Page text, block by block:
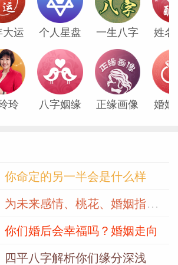
运势:多有选择，注意心态调
)纳音“屋上土”的五行
机缘临身。本年对于 2006
入了一个人生十字路口，多
。因运逢比合，虽主人脉，
友、多贵人机缘临命，本主
为白身的桃花运异性缘旺，
无心向学。会出现经常想变
大运 个人星盘 一生八字 姓名
玲 八字姻缘 正缘画像 婚姻
你命定的另一半会是什么样
未来感情、桃花、婚姻指明方向
你们婚后会幸福吗？婚姻走向
四平八字解析你们缘分深浅